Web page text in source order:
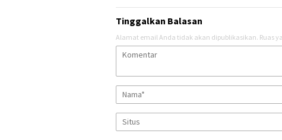
Tinggalkan Balasan
Alamat email Anda tidak akan dipublikasikan. Ruas